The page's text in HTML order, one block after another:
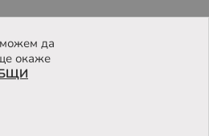
можем да
окаже